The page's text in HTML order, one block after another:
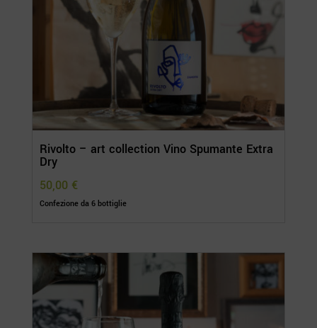
Rivolto – art collection Vino Spumante Extra
Dry
50,00 €
Confezione da 6 bottiglie